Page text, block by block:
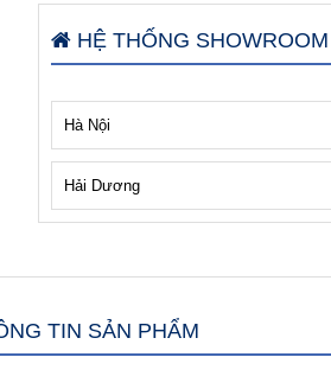
HỆ THỐNG SHOWROOM
Hà Nội
Hải Dương
TIN SẢN PHẨM